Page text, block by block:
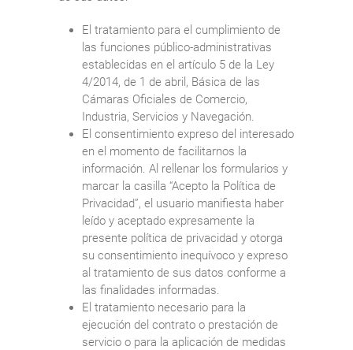
El tratamiento para el cumplimiento de
las funciones público-administrativas
establecidas en el artículo 5 de la Ley
4/2014, de 1 de abril, Básica de las
Cámaras Oficiales de Comercio,
Industria, Servicios y Navegación.
El consentimiento expreso del interesado
en el momento de facilitarnos la
información. Al rellenar los formularios y
marcar la casilla “Acepto la Política de
Privacidad”, el usuario manifiesta haber
leído y aceptado expresamente la
presente política de privacidad y otorga
su consentimiento inequívoco y expreso
al tratamiento de sus datos conforme a
las finalidades informadas.
El tratamiento necesario para la
ejecución del contrato o prestación de
servicio o para la aplicación de medidas